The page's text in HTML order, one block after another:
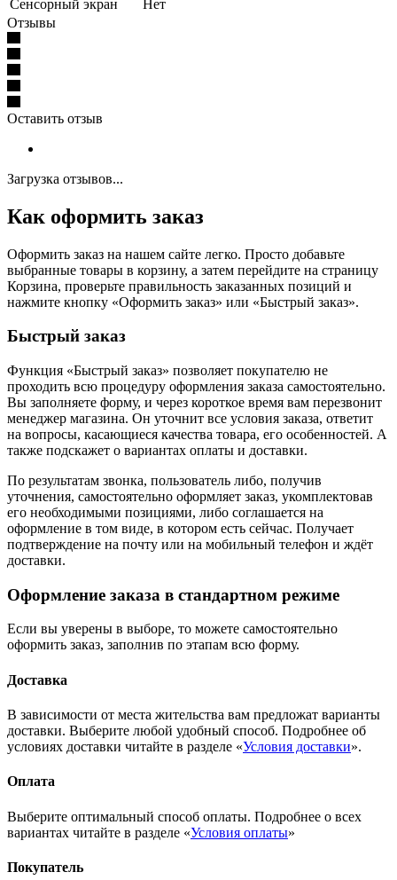
Сенсорный экран
Нет
Отзывы
Оставить отзыв
Загрузка отзывов...
Как оформить заказ
Оформить заказ на нашем сайте легко. Просто добавьте
выбранные товары в корзину, а затем перейдите на страницу
Корзина, проверьте правильность заказанных позиций и
нажмите кнопку «Оформить заказ» или «Быстрый заказ».
Быстрый заказ
Функция «Быстрый заказ» позволяет покупателю не
проходить всю процедуру оформления заказа самостоятельно.
Вы заполняете форму, и через короткое время вам перезвонит
менеджер магазина. Он уточнит все условия заказа, ответит
на вопросы, касающиеся качества товара, его особенностей. А
также подскажет о вариантах оплаты и доставки.
По результатам звонка, пользователь либо, получив
уточнения, самостоятельно оформляет заказ, укомплектовав
его необходимыми позициями, либо соглашается на
оформление в том виде, в котором есть сейчас. Получает
подтверждение на почту или на мобильный телефон и ждёт
доставки.
Оформление заказа в стандартном режиме
Если вы уверены в выборе, то можете самостоятельно
оформить заказ, заполнив по этапам всю форму.
Доставка
В зависимости от места жительства вам предложат варианты
доставки. Выберите любой удобный способ. Подробнее об
условиях доставки читайте в разделе «Условия доставки».
Оплата
Выберите оптимальный способ оплаты. Подробнее о всех
вариантах читайте в разделе «Условия оплаты»
Покупатель